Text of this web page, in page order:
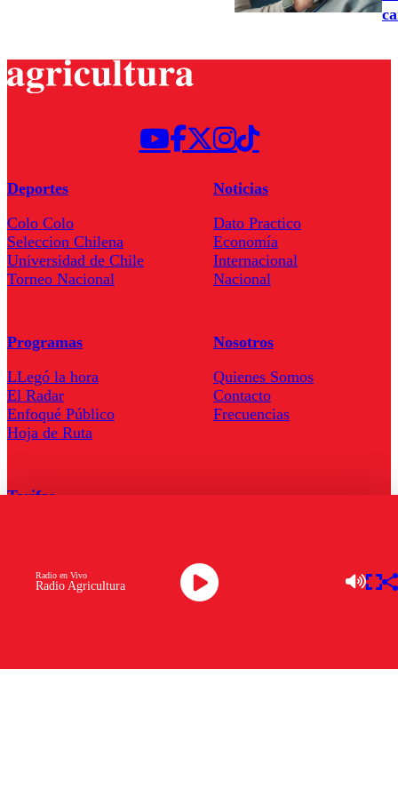
Radio Agricultura
Radio en Vivo
Deportes
Colo Colo
Seleccion Chilena
Universidad de Chile
Torneo Nacional
Noticias
Dato Practico
Economía
Internacional
Nacional
Programas
LLegó la hora
El Radar
Enfoqué Público
Hoja de Ruta
Nosotros
Quienes Somos
Contacto
Frecuencias
Tarifas
Descarga la APP